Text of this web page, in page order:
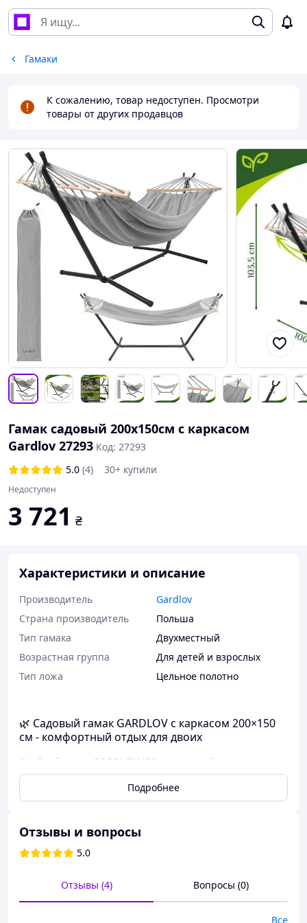
Гамаки
К сожалению, товар недоступен. Просмотри
товары от других продавцов
Гамак садовый 200х150см с каркасом
Gardlov 27293 Код: 27293
5.0 (4) 30+ купили
Недоступен
3 721 ₴
Характеристики и описание
Производитель
Gardlov
Страна производитель
Польша
Тип гамака
Двухместный
Возрастная группа
Для детей и взрослых
Тип ложа
Цельное полотно
🌿 Садовый гамак GARDLOV с каркасом 200×150
см - комфортный отдых для двоих
Двойной гамак GARDLOV XXL
— это удобное и
практичное решение для обустройства зоны отдыха в
саду, на террасе или балконе. Благодаря прочному
каркасу и большой площади лежания он подходит как
вдвоем.
Подробнее
Отзывы и вопросы
5.0
Отзывы (4) Вопросы (0)
Все